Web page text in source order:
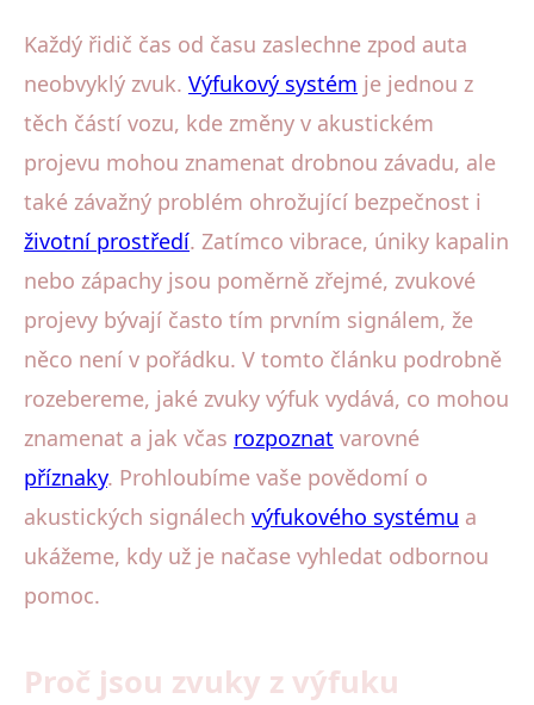
Každý řidič čas od času zaslechne zpod auta
neobvyklý zvuk. Výfukový systém je jednou z
těch částí vozu, kde změny v akustickém
projevu mohou znamenat drobnou závadu, ale
také závažný problém ohrožující bezpečnost i
životní prostředí. Zatímco vibrace, úniky kapalin
nebo zápachy jsou poměrně zřejmé, zvukové
projevy bývají často tím prvním signálem, že
něco není v pořádku. V tomto článku podrobně
rozebereme, jaké zvuky výfuk vydává, co mohou
znamenat a jak včas rozpoznat varovné
příznaky. Prohloubíme vaše povědomí o
akustických signálech výfukového systému a
ukážeme, kdy už je načase vyhledat odbornou
pomoc.
Proč jsou zvuky z výfuku